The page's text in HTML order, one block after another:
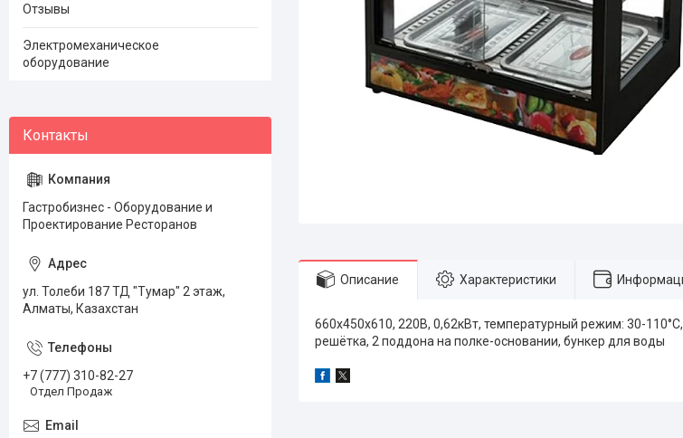
Описание Характеристики
660x450x610, 220В, 0,62кВт, температурный режим: 30-
решётка, 2 поддона на полке-основании, бункер для воды
Отзывы
Электромеханическое
оборудование
Гастробизнес - Оборудование и
Проектирование Ресторанов
ул. Толеби 187 ТД "Тумар" 2 этаж,
Алматы, Казахстан
+7 (777) 310-82-27
Отдел Продаж